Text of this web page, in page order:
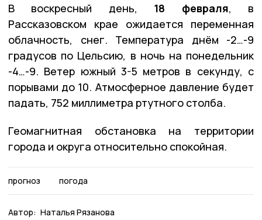
В воскресный день, 18 февраля, в
Рассказовском крае ожидается переменная
облачность, снег. Температура днём -2…-9
градусов по Цельсию, в ночь на понедельник
-4…-9. Ветер южный 3-5 метров в секунду, с
порывами до 10. Атмосферное давление будет
падать, 752 миллиметра ртутного столба.
Геомагнитная обстановка на территории
города и округа относительно спокойная.
прогноз погода
Автор: Наталья Рязанова